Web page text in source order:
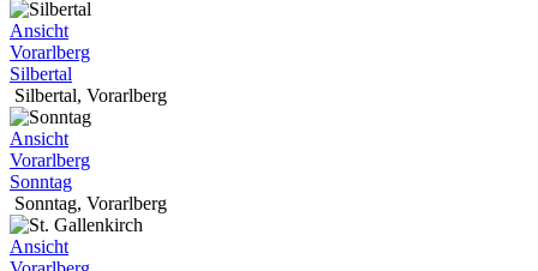
Ansicht
Vorarlberg
Silbertal
Silbertal, Vorarlberg
Ansicht
Vorarlberg
Sonntag
Sonntag, Vorarlberg
Ansicht